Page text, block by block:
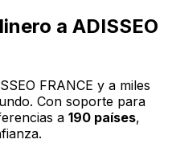
a ADISSEO
FRANCE y a miles
Con soporte para
a 190 países,